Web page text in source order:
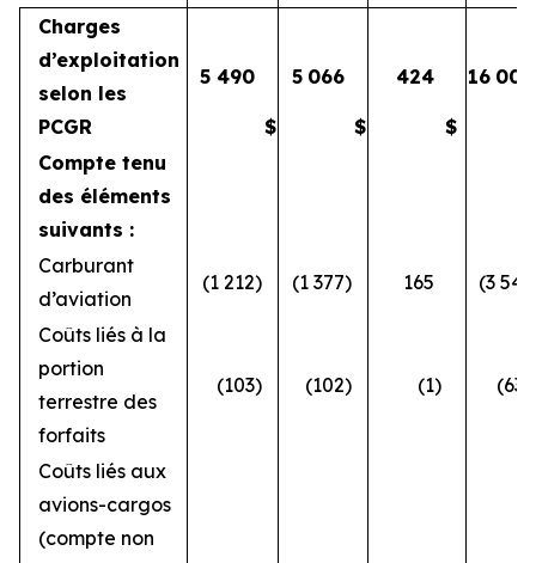
Charges
d’exploitation
selon les
PCGR
5 490
$
5 066
$
424
$
16 008
Compte tenu
des éléments
suivants :
Carburant
d’aviation
(1 212) (1 377) 165 (3 546
Coûts liés à la
portion
terrestre des
forfaits
(103) (102) (1) (633
Coûts liés aux
avions-cargos
(compte non